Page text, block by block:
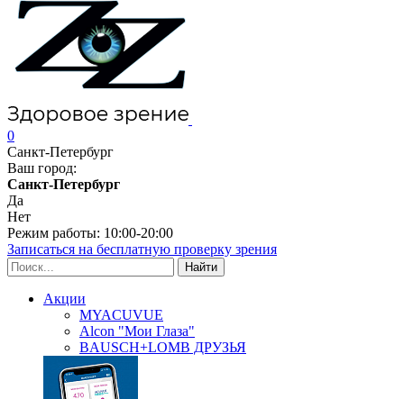
0
Санкт-Петербург
Ваш город:
Санкт-Петербург
Да
Нет
Режим работы: 10:00-20:00
Записаться на бесплатную проверку зрения
Акции
MYACUVUE
Alcon "Мои Глаза"
BAUSCH+LOMB ДРУЗЬЯ